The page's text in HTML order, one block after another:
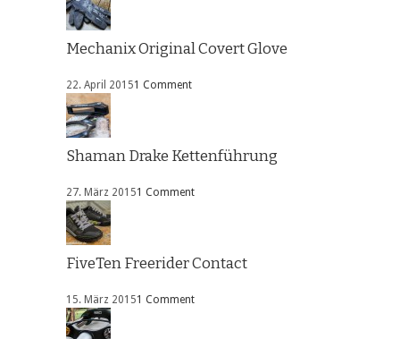
Mechanix Original Covert Glove
22. April 20151 Comment
Shaman Drake Kettenführung
27. März 20151 Comment
FiveTen Freerider Contact
15. März 20151 Comment